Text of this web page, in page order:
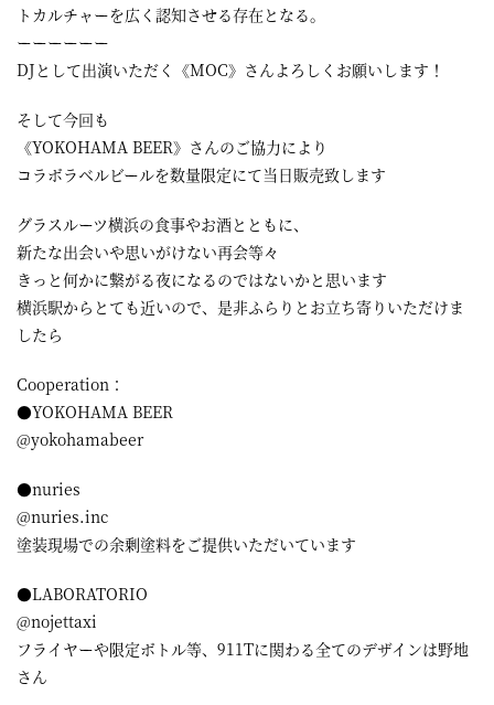
トカルチャーを広く認知させる存在となる。
ーーーーーー
DJとして出演いただく《MOC》さんよろしくお願いします！
そして今回も
《YOKOHAMA BEER》さんのご協力により
コラボラベルビールを数量限定にて当日販売致します
グラスルーツ横浜の食事やお酒とともに、
新たな出会いや思いがけない再会等々
きっと何かに繋がる夜になるのではないかと思います
横浜駅からとても近いので、是非ふらりとお立ち寄りいただけま
したら
Cooperation：
●YOKOHAMA BEER
@yokohamabeer
●nuries
@nuries.inc
塗装現場での余剰塗料をご提供いただいています
●LABORATORIO
@nojettaxi
フライヤーや限定ボトル等、911Tに関わる全てのデザインは野地
さん